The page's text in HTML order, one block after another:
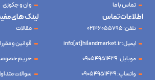
تماس با ما
وان و جکوزی
لینک های مفید
مقالات
قوانین و مقررات
حریم خصوصی
سوالات متداول
اطلاعات تماس
تلفن: 02146055795
ایمیل: info[at]hilandmarket.ir
موبایل: 09054951439
واتساپ: 09054951439